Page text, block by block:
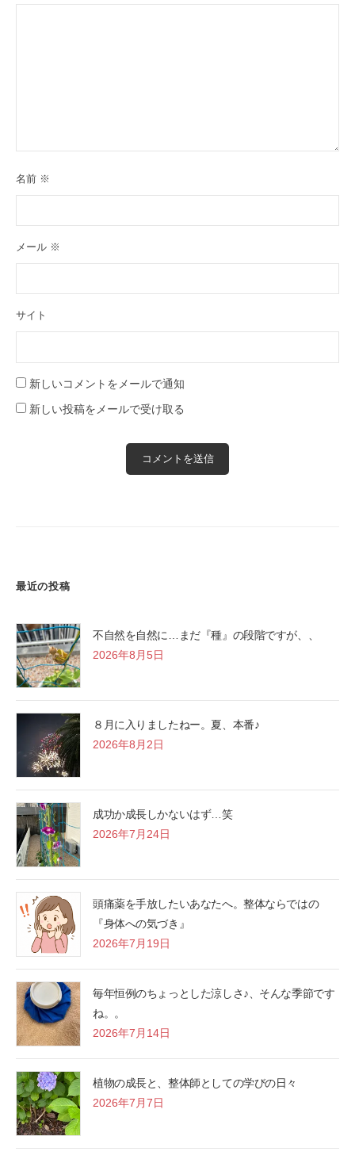
名前 ※
メール ※
サイト
新しいコメントをメールで通知
新しい投稿をメールで受け取る
最近の投稿
不自然を自然に…まだ『種』の段階ですが、、
2026年8月5日
８月に入りましたねー。夏、本番♪
2026年8月2日
成功か成長しかないはず…笑
2026年7月24日
頭痛薬を手放したいあなたへ。整体ならではの
『身体への気づき』
2026年7月19日
毎年恒例のちょっとした涼しさ♪、そんな季節です
ね。。
2026年7月14日
植物の成長と、整体師としての学びの日々
2026年7月7日